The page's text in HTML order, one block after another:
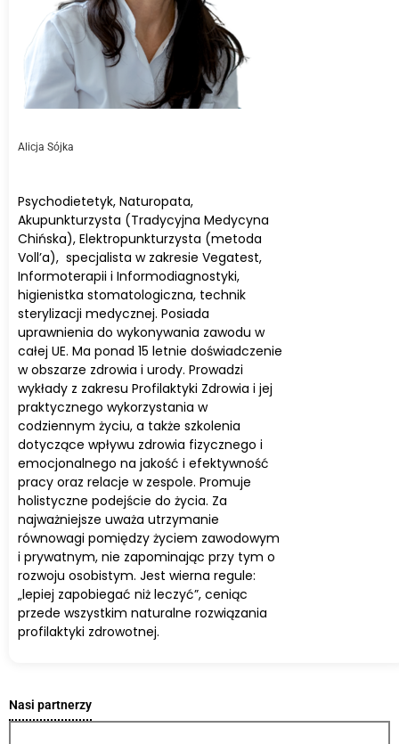
Alicja Sójka
Psychodietetyk, Naturopata,
Akupunkturzysta (Tradycyjna Medycyna
Chińska), Elektropunkturzysta (metoda
Voll’a), specjalista w zakresie Vegatest,
Informoterapii i Informodiagnostyki,
higienistka stomatologiczna, technik
sterylizacji medycznej. Posiada
uprawnienia do wykonywania zawodu w
całej UE. Ma ponad 15 letnie doświadczenie
w obszarze zdrowia i urody. Prowadzi
wykłady z zakresu Profilaktyki Zdrowia i jej
praktycznego wykorzystania w
codziennym życiu, a także szkolenia
dotyczące wpływu zdrowia fizycznego i
emocjonalnego na jakość i efektywność
pracy oraz relacje w zespole. Promuje
holistyczne podejście do życia. Za
najważniejsze uważa utrzymanie
równowagi pomiędzy życiem zawodowym
i prywatnym, nie zapominając przy tym o
rozwoju osobistym. Jest wierna regule:
„lepiej zapobiegać niż leczyć”, ceniąc
przede wszystkim naturalne rozwiązania
profilaktyki zdrowotnej.
Nasi partnerzy